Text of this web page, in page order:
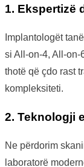
1. Ekspertizë
Implantologët
si All-on-4, All-on-
thotë që çdo rast
kompleksiteti.
2. Teknologji
Ne përdorim
laboratorë